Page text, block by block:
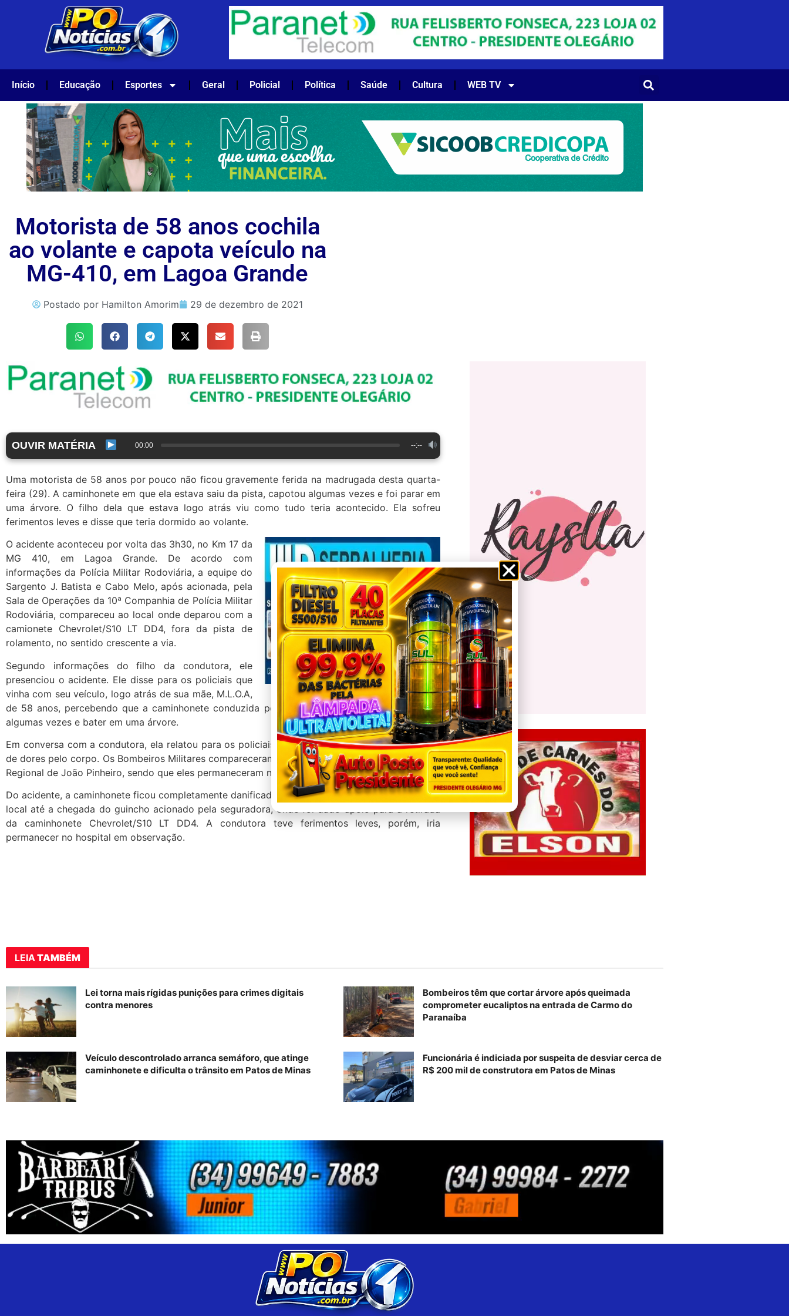
Início Educação Esportes Geral Policial Política Saúde Cultura WEB TV
Motorista de 58 anos cochila
ao volante e capota veículo na
MG-410, em Lagoa Grande
Postado por Hamilton Amorim 29 de dezembro de 2021
OUVIR MATÉRIA 00:00 --:--
Uma motorista de 58 anos por pouco não ficou gravemente ferida na madrugada desta quarta-
feira (29). A caminhonete em que ela estava saiu da pista, capotou algumas vezes e foi parar em
uma árvore. O filho dela que estava logo atrás viu como tudo teria acontecido. Ela sofreu
ferimentos leves e disse que teria dormido ao volante.
O acidente aconteceu por volta das 3h30, no Km 17 da
MG 410, em Lagoa Grande. De acordo com
informações da Polícia Militar Rodoviária, a equipe do
Sargento J. Batista e Cabo Melo, após acionada, pela
Sala de Operações da 10ª Companhia de Polícia Militar
Rodoviária, compareceu ao local onde deparou com a
camionete Chevrolet/S10 LT DD4, fora da pista de
rolamento, no sentido crescente a via.
Segundo informações do filho da condutora, ele
presenciou o acidente. Ele disse para os policiais que
vinha com seu veículo, logo atrás de sua mãe, M.L.O.A,
de 58 anos, percebendo que a caminhonete conduzida pela mãe veio a sair da pista, capotar
algumas vezes e bater em uma árvore.
Em conversa com a condutora, ela relatou para os policiais ter dormido ao volante e reclamava
de dores pelo corpo. Os Bombeiros Militares compareceram ao local e a levaram para o Hospital
Regional de João Pinheiro, sendo que eles permaneceram no local até a chegada da PM Rv.
Do acidente, a caminhonete ficou completamente danificada, tendo a equipe RV permanecido no
local até a chegada do guincho acionado pela seguradora, onde foi dado apoio para a retirada
da caminhonete Chevrolet/S10 LT DD4. A condutora teve ferimentos leves, porém, iria
permanecer no hospital em observação.
LEIATAMBÉM
Lei torna mais rígidas punições para crimes digitais
contra menores
Bombeiros têm que cortar árvore após queimada
comprometer eucaliptos na entrada de Carmo do
Paranaíba
Veículo descontrolado arranca semáforo, que atinge
caminhonete e dificulta o trânsito em Patos de Minas
Funcionária é indiciada por suspeita de desviar cerca de
R$ 200 mil de construtora em Patos de Minas